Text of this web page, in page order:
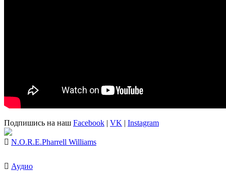
Подпишись на наш Facebook | VK | Instagram
N.O.R.E.Pharrell Williams
Аудио